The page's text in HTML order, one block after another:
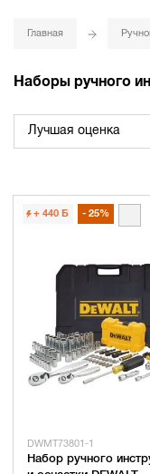
Главная
Наборы ручного
Лучшая оценка
+ 440 Б 25%
DWMT73801-1
Набор ручного